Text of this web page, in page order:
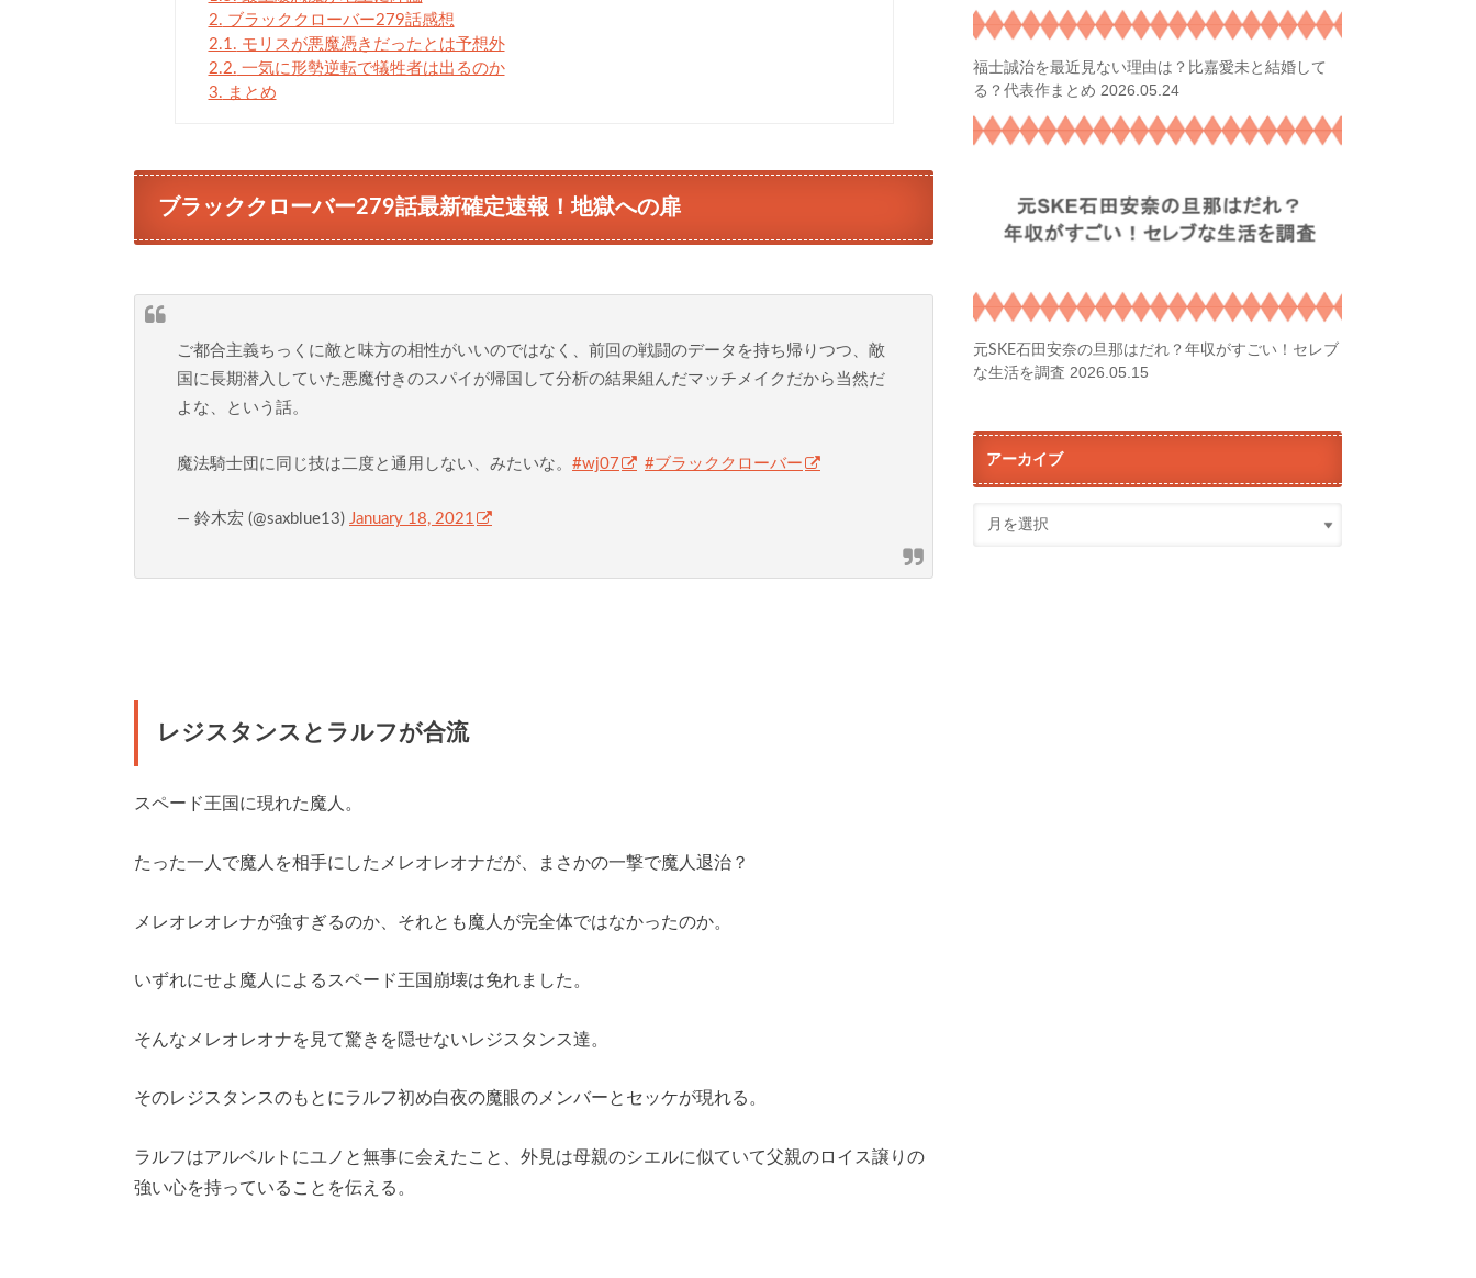
2. ブラッククローバー279話感想
2.1. モリスが悪魔憑きだったとは予想外
2.2. 一気に形勢逆転で犠牲者は出るのか
3. まとめ
ブラッククローバー279話最新確定速報！地獄への扉
ご都合主義ちっくに敵と味方の相性がいいのではなく、前回の戦闘のデータを持ち帰りつつ、敵
国に長期潜入していた悪魔付きのスパイが帰国して分析の結果組んだマッチメイクだから当然だ
よな、という話。
魔法騎士団に同じ技は二度と通用しない、みたいな。 #wj07 #ブラッククローバー
— 鈴木宏 (@saxblue13) January 18, 2021
レジスタンスとラルフが合流
スペード王国に現れた魔人。
たった一人で魔人を相手にしたメレオレオナだが、まさかの一撃で魔人退治？
メレオレオレナが強すぎるのか、それとも魔人が完全体ではなかったのか。
いずれにせよ魔人によるスペード王国崩壊は免れました。
そんなメレオレオナを見て驚きを隠せないレジスタンス達。
そのレジスタンスのもとにラルフ初め白夜の魔眼のメンバーとセッケが現れる。
ラルフはアルベルトにユノと無事に会えたこと、外見は母親のシエルに似ていて父親のロイス譲りの
強い心を持っていることを伝える。
福士誠治を最近見ない理由は？比嘉愛未と結婚して
る？代表作まとめ 2026.05.24
元SKE石田安奈の旦那はだれ？年収がすごい！セレブ
な生活を調査 2026.05.15
アーカイブ